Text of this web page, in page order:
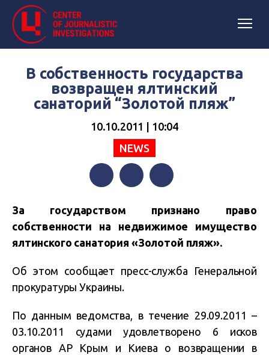
В собственность государства
возвращен ялтинский
санаторий “Золотой пляж”
10.10.2011 | 10:04
NEWS
За государством признано право
собственности на недвижимое имущество
ялтинского санатория «Золотой пляж».
Об этом сообщает пресс-служба Генеральной
прокуратуры Украины.
По данным ведомства, в течение 29.09.2011 –
03.10.2011 судами удовлетворено 6 исков
органов АР Крым и Киева о возвращении в